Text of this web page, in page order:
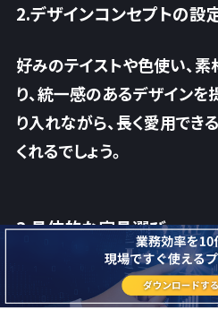
2.デザインコンセプトの設
好みのテイストや色使い、
り、統一感のあるデザインを
り入れながら、長く愛用でき
くれるでしょう。
3.具体的な家具選び
予算や規模に合わせて、購